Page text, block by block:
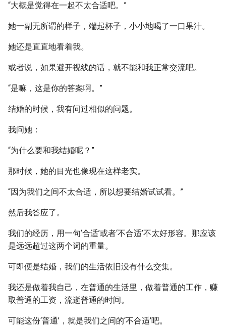
“大概是觉得在一起不太合适吧。”
她一副无所谓的样子，端起杯子，小小地喝了一口果汁。
她还是直直地看着我。
或者说，如果避开视线的话，就不能和我正常交流吧。
“是嘛，这是你的答案啊。”
结婚的时候，我有问过相似的问题。
我问她：
“为什么要和我结婚呢？”
那时候，她的目光也像现在这样老实。
“因为我们之间不太合适，所以想要结婚试试看。”
然后我答应了。
我们的经历，用一句‘合适’或者‘不合适’不太好形容。那应该
是远远超过这两个词的重量。
可即便是结婚，我们的生活依旧没有什么交集。
我还是做着我自己，在普通的生活里，做着普通的工作，赚
取普通的工资，流逝普通的时间。
可能这份‘普通’，就是我们之间的‘不合适’吧。